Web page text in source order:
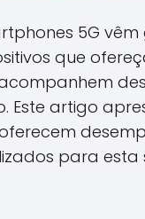
5G
que
artigo
para esta